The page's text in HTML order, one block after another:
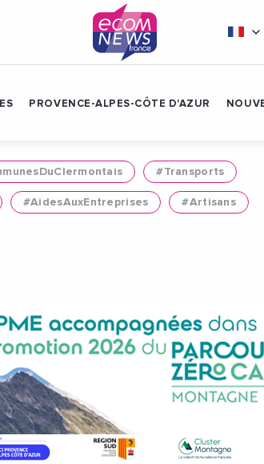
PROVENCE-ALPES-CÔTE D'AZUR
#Transports
#AidesAuxEntreprises #Artisans